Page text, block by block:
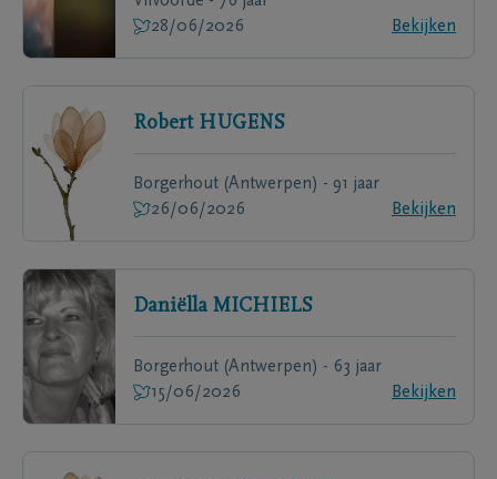
28/06/2026
Bekijken
Robert HUGENS
Borgerhout (Antwerpen) - 91 jaar
26/06/2026
Bekijken
Daniëlla MICHIELS
Borgerhout (Antwerpen) - 63 jaar
15/06/2026
Bekijken